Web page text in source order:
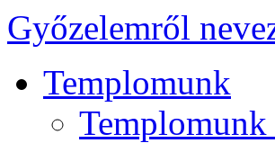
Győzelemről
Templomunk
Templomunk